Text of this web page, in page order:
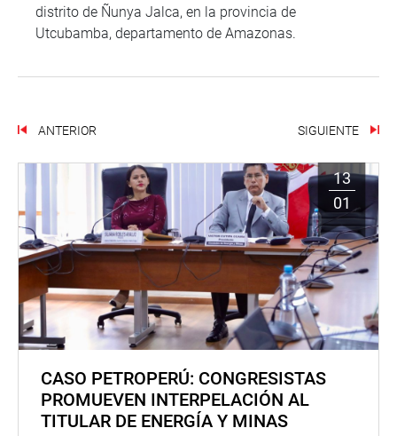
distrito de Ñunya Jalca, en la provincia de
Utcubamba, departamento de Amazonas.
ANTERIOR SIGUIENTE
13
01
CASO PETROPERÚ: CONGRESISTAS
PROMUEVEN INTERPELACIÓN AL
TITULAR DE ENERGÍA Y MINAS